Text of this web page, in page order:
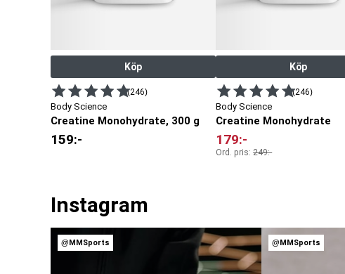
Köp
(246)
Body Science
Creatine Monohydrate, 300 g
159:-
Köp
(246)
Body Science
Creatine Monohydrate
179:-
Ord. pris:249:-
Instagram
@MMSports @MMSports